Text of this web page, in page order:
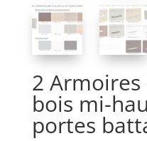
2
bois mi-
portes